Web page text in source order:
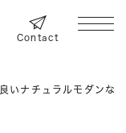
Contact
いナチュラルモダンな家